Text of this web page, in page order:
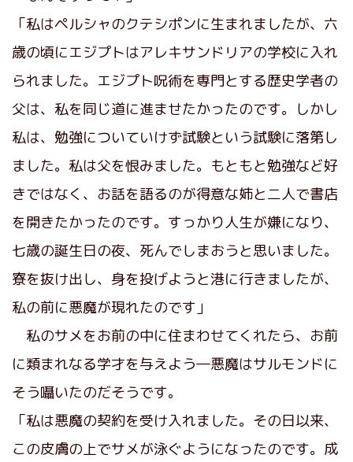
「私はペルシャのクテシポンに生まれましたが、六
歳の頃にエジプトはアレキサンドリアの学校に入れ
られました。エジプト呪術を専門とする歴史学者の
父は、私を同じ道に進ませたかったのです。しかし
私は、勉強についていけず試験という試験に落第し
ました。私は父を恨みました。もともと勉強など好
きではなく、お話を語るのが得意な姉と二人で書店
を開きたかったのです。すっかり人生が嫌になり、
七歳の誕生日の夜、死んでしまおうと思いました。
寮を抜け出し、身を投げようと港に行きましたが、
私の前に悪魔が現れたのです」
私のサメをお前の中に住まわせてくれたら、お前
に類まれなる学才を与えよう―悪魔はサルモンドに
そう囁いたのだそうです。
「私は悪魔の契約を受け入れました。その日以来、
この皮膚の上でサメが泳ぐようになったのです。成